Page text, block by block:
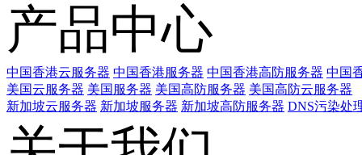
产品中心
中国香港云服务器 中国香港服务器 中国香港高防服务器 中国
美国云服务器 美国服务器 美国高防服务器 美国高防云服务器
新加坡云服务器 新加坡服务器 新加坡高防服务器 DNS污染处